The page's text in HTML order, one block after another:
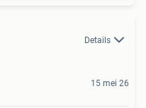
Details
15 mei 26